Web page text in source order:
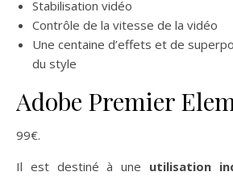
Stabilisation vidéo
Contrôle de la vitesse de la vidéo
Une centaine d’effets et de
du style
Adobe Premier
99€.
Il est destiné à une utilisation